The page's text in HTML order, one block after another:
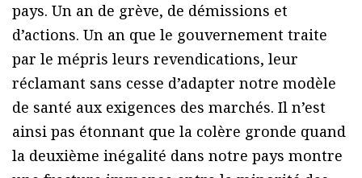
pays. Un an de grève, de démissions et
d’actions. Un an que le gouvernement traite
par le mépris leurs revendications, leur
réclamant sans cesse d’adapter notre modèle
de santé aux exigences des marchés. Il n’est
ainsi pas étonnant que la colère gronde quand
la deuxième inégalité dans notre pays montre